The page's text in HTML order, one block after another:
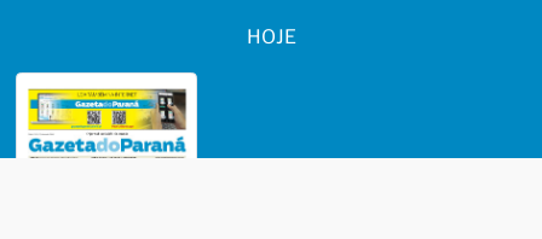
HOJE